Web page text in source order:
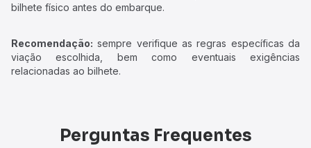
bilhete físico antes do embarque.
Recomendação: sempre verifique as regras específicas da
viação escolhida, bem como eventuais exigências
relacionadas ao bilhete.
Perguntas Frequentes